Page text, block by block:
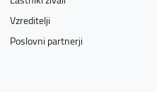
Vzreditelji
Poslovni partnerji